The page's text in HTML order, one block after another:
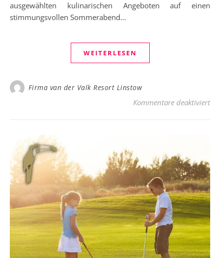
ausgewählten kulinarischen Angeboten auf einen
stimmungsvollen Sommerabend…
WEITERLESEN
Firma van der Valk Resort Linstow
Kommentare deaktiviertfür